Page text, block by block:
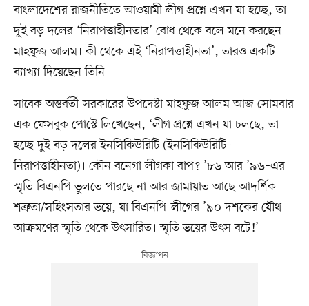
বাংলাদেশের রাজনীতিতে আওয়ামী লীগ প্রশ্নে এখন যা হচ্ছে, তা
দুই বড় দলের ‘নিরাপত্তাহীনতার’ বোধ থেকে বলে মনে করছেন
মাহফুজ আলম। কী থেকে এই ‘নিরাপত্তাহীনতা’, তারও একটি
ব্যাখ্যা দিয়েছেন তিনি।
সাবেক অন্তর্বর্তী সরকারের উপদেষ্টা মাহফুজ আলম আজ সোমবার
এক ফেসবুক পোস্টে লিখেছেন, ‘লীগ প্রশ্নে এখন যা চলছে, তা
হচ্ছে দুই বড় দলের ইনসিকিউরিটি (ইনসিকিউরিটি–
নিরাপত্তাহীনতা)। কৌন বনেগা লীগকা বাপ? ’৮৬ আর ’৯৬–এর
স্মৃতি বিএনপি ভুলতে পারছে না আর জামায়াত আছে আদর্শিক
শত্রুতা/সহিংসতার ভয়ে, যা বিএনপি-লীগের ’৯০ দশকের যৌথ
আক্রমণের স্মৃতি থেকে উৎসারিত। স্মৃতি ভয়ের উৎস বটে!’